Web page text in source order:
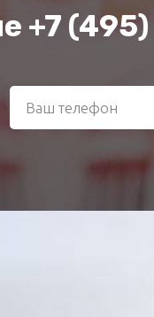
+7